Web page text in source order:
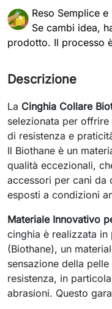
Reso Semplice e
Se cambi idea,
prodotto. Il processo
Descrizione
La Cinghia Collare
selezionata per
di resistenza e
Il Biothane è un
qualità eccezionali,
accessori per cani da
esposti a condizioni
Materiale Innovativo
cinghia è realizzata in
(Biothane), un
sensazione della
resistenza, in
abrasioni. Questo